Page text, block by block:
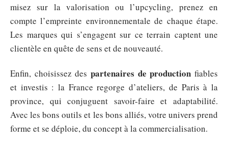
misez sur la valorisation ou l’upcycling, prenez en
compte l’empreinte environnementale de chaque étape.
Les marques qui s’engagent sur ce terrain captent une
clientèle en quête de sens et de nouveauté.
Enfin, choisissez des partenaires de production fiables
et investis : la France regorge d’ateliers, de Paris à la
province, qui conjuguent savoir-faire et adaptabilité.
Avec les bons outils et les bons alliés, votre univers prend
forme et se déploie, du concept à la commercialisation.